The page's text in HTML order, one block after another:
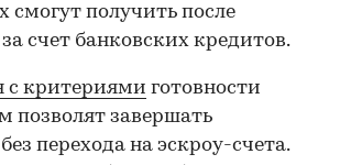
смогут получить после
счет банковских кредитов.
с критериями готовности
позволят завершать
перехода на эскроу-счета.